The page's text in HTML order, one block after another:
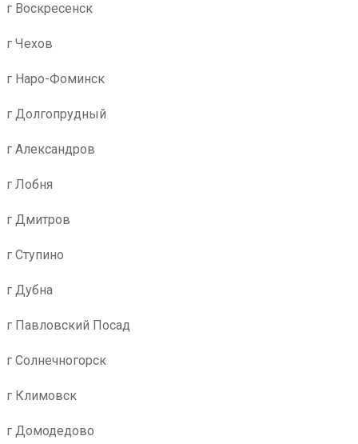
г Воскресенск
г Чехов
г Наро-Фоминск
г Долгопрудный
г Александров
г Лобня
г Дмитров
г Ступино
г Дубна
г Павловский Посад
г Солнечногорск
г Климовск
г Домодедово